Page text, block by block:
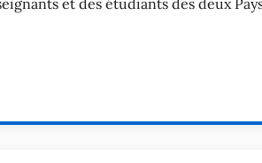
et des étudiants des deux